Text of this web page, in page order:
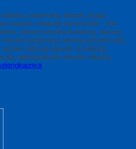
tangerang, depok, bogor,
banten, kunjungi kami di link – link
tabung wisuda bandung, tabung
tangerang, tabung wisuda toga,
tabung wisuda, isi tabung
tabung ijazah wisuda, tabung